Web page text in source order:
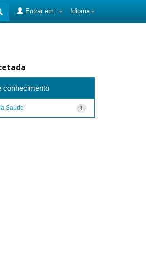
Idioma
Entrar em:
conhecimento
1
Saúde